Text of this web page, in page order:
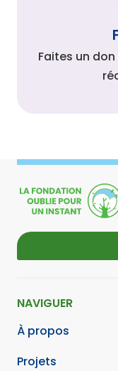
Faites un
NAVIGUER
À propos
Projets